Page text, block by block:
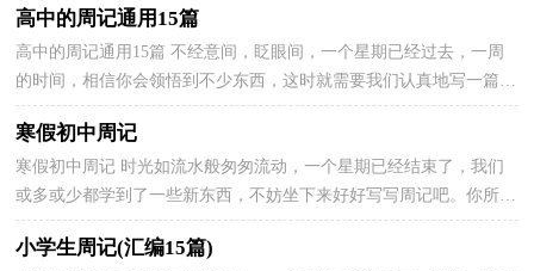
高中的周记通用15篇
高中的周记通用15篇 不经意间，眨眼间，一个星期已经过去，一周
的时间，相信你会领悟到不少东西，这时就需要我们认真地写一篇周
记了。在写之前，要先考虑好内容和结构喔！以下是小编帮大...
寒假初中周记
寒假初中周记 时光如流水般匆匆流动，一个星期已经结束了，我们
或多或少都学到了一些新东西，不妨坐下来好好写写周记吧。你所见
过的周记应该是什么样的？以下是小编帮大家整理的寒...
小学生周记(汇编15篇)